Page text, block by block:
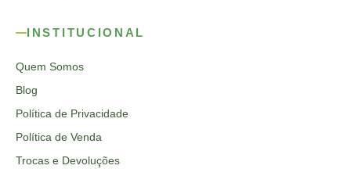
INSTITUCIONAL
Quem Somos
Blog
Política de Privacidade
Política de Venda
Trocas e Devoluções